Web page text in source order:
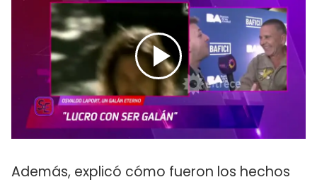
Además, explicó cómo fueron los hechos